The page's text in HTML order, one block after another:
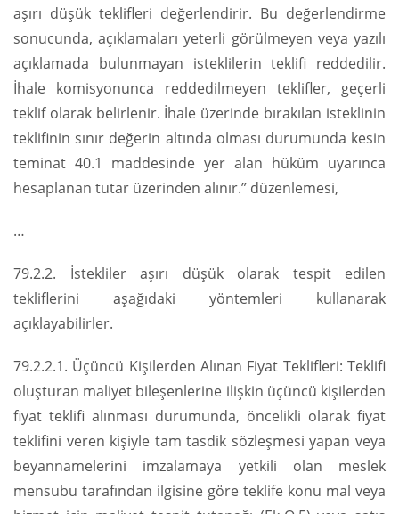
aşırı düşük teklifleri değerlendirir. Bu değerlendirme
sonucunda, açıklamaları yeterli görülmeyen veya yazılı
açıklamada bulunmayan isteklilerin teklifi reddedilir.
İhale komisyonunca reddedilmeyen teklifler, geçerli
teklif olarak belirlenir. İhale üzerinde bırakılan isteklinin
teklifinin sınır değerin altında olması durumunda kesin
teminat 40.1 maddesinde yer alan hüküm uyarınca
hesaplanan tutar üzerinden alınır.” düzenlemesi,
…
79.2.2. İstekliler aşırı düşük olarak tespit edilen
tekliflerini aşağıdaki yöntemleri kullanarak
açıklayabilirler.
79.2.2.1. Üçüncü Kişilerden Alınan Fiyat Teklifleri: Teklifi
oluşturan maliyet bileşenlerine ilişkin üçüncü kişilerden
fiyat teklifi alınması durumunda, öncelikli olarak fiyat
teklifini veren kişiyle tam tasdik sözleşmesi yapan veya
beyannamelerini imzalamaya yetkili olan meslek
mensubu tarafından ilgisine göre teklife konu mal veya